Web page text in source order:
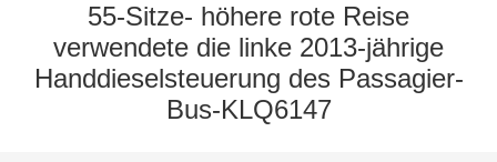
QUALITÄTSKONTROLLE
55-Sitze- höhere rote Reise
verwendete die linke 2013-jährige
Handdieselsteuerung des Passagier-
Bus-KLQ6147